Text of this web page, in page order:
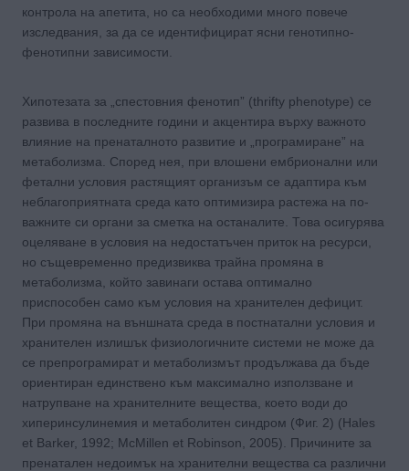
контрола на апетита, но са необходими много повече
изследвания, за да се идентифицират ясни генотипно-
фенотипни зависимости.
Хипотезата за „спестовния фенотип” (thrifty phenotype) се
развива в последните години и акцентира върху важното
влияние на пренаталното развитие и „програмиране” на
метаболизма. Според нея, при влошени ембрионални или
фетални условия растящият организъм се адаптира към
неблагоприятната среда като оптимизира растежа на по-
важните си органи за сметка на останалите. Това осигурява
оцеляване в условия на недостатъчен приток на ресурси,
но същевременно предизвиква трайна промяна в
метаболизма, който завинаги остава оптимално
приспособен само към условия на хранителен дефицит.
При промяна на външната среда в постнатални условия и
хранителен излишък физиологичните системи не може да
се препрограмират и метаболизмът продължава да бъде
ориентиран единствено към максимално използване и
натрупване на хранителните вещества, което води до
хиперинсулинемия и метаболитен синдром (Фиг. 2) (Hales
et Barker, 1992; McMillen et Robinson, 2005). Причините за
пренатален недоимък на хранителни вещества са различни